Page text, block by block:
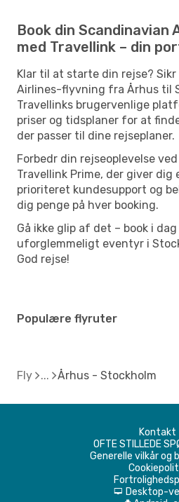
Book din Scandinavian
med Travellink – din
Klar til at starte din rejse?
Airlines-flyvning fra Århus til
Travellinks brugervenlige
priser og tidsplaner for at
der passer til dine rejseplaner.
Forbedr din rejseoplevelse
Travellink Prime, der giver dig
prioriteret kundesupport og
dig penge på hver booking.
Gå ikke glip af det – book i
uforglemmeligt eventyr i
God rejse!
Populære flyruter
Fly Århus - Stockholm
Kontakt
OFTE STILLEDE
Generelle vilkår og
d Desktop-